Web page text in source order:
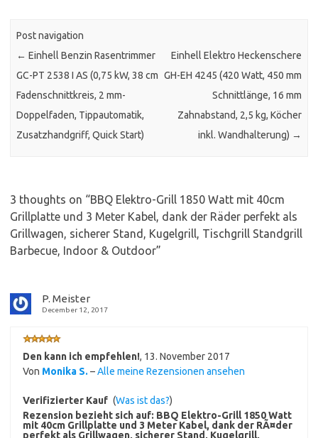
Post navigation
← Einhell Benzin Rasentrimmer
GC-PT 2538 I AS (0,75 kW, 38 cm
Fadenschnittkreis, 2 mm-
Doppelfaden, Tippautomatik,
Zusatzhandgriff, Quick Start)
Einhell Elektro Heckenschere
GH-EH 4245 (420 Watt, 450 mm
Schnittlänge, 16 mm
Zahnabstand, 2,5 kg, Köcher
inkl. Wandhalterung) →
3 thoughts on “BBQ Elektro-Grill 1850 Watt mit 40cm
Grillplatte und 3 Meter Kabel, dank der Räder perfekt als
Grillwagen, sicherer Stand, Kugelgrill, Tischgrill Standgrill
Barbecue, Indoor & Outdoor”
P. Meister
December 12, 2017
Den kann ich empfehlen!, 13. November 2017
Von Monika S. –Alle meine Rezensionen ansehen
Verifizierter Kauf (Was ist das?)
Rezension bezieht sich auf: BBQ Elektro-Grill 1850 Watt
mit 40cm Grillplatte und 3 Meter Kabel, dank der RÃ¤der
perfekt als Grillwagen, sicherer Stand, Kugelgrill,